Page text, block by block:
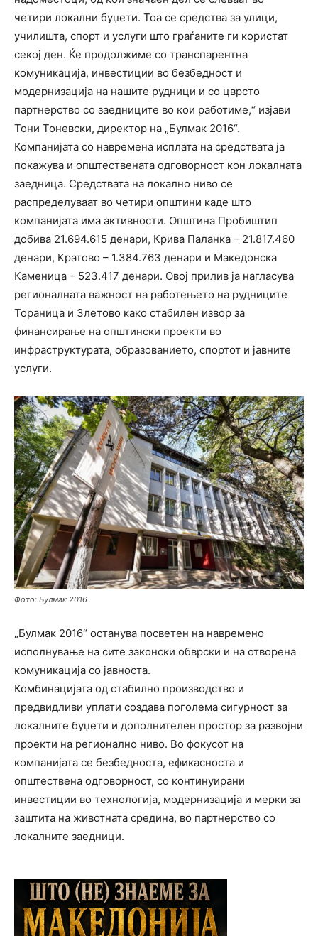
четири локални буџети. Тоа се средства за улици,
училишта, спорт и услуги што граѓаните ги користат
секој ден. Ќе продолжиме со транспарентна
комуникација, инвестиции во безбедност и
модернизација на нашите рудници и со цврсто
партнерство со заедниците во кои работиме,“ изјави
Тони Тоневски, директор на „Булмак 2016“.
Компанијата со навремена исплата на средствата ја
покажува и општествената одговорност кон локалната
заедница. Средствата на локално ниво се
распределуваат во четири општини каде што
компанијата има активности. Општина Пробиштип
добива 21.694.615 денари, Крива Паланка – 21.817.460
денари, Кратово – 1.384.763 денари и Македонска
Каменица – 523.417 денари. Овој прилив ја нагласува
регионалната важност на работењето на рудниците
Тораница и Злетово како стабилен извор за
финансирање на општински проекти во
инфраструктурата, образованието, спортот и јавните
услуги.
Фото: Булмак 2016
„Булмак 2016“ останува посветен на навремено
исполнување на сите законски обврски и на отворена
комуникација со јавноста.
Комбинацијата од стабилно производство и
предвидливи уплати создава поголема сигурност за
локалните буџети и дополнителен простор за развојни
проекти на регионално ниво. Во фокусот на
компанијата се безбедноста, ефикасноста и
општествена одговорност, со континуирани
инвестиции во технологија, модернизација и мерки за
заштита на животната средина, во партнерство со
локалните заедници.